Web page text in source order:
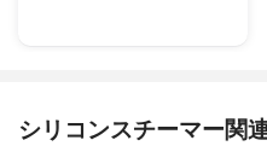
シリコンスチーマー関